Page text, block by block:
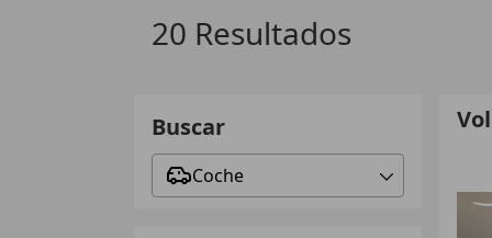
20 Resultados
Buscar
Coche